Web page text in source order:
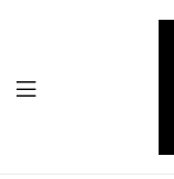
Menu